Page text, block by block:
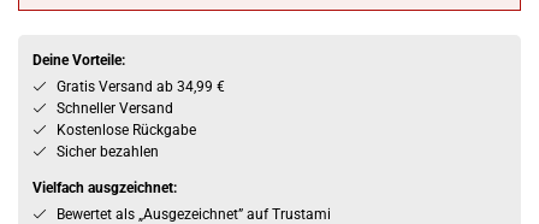
Deine Vorteile:
Gratis Versand ab 34,99 €
Schneller Versand
Kostenlose Rückgabe
Sicher bezahlen
Vielfach ausgzeichnet:
Bewertet als „Ausgezeichnet” auf Trustami